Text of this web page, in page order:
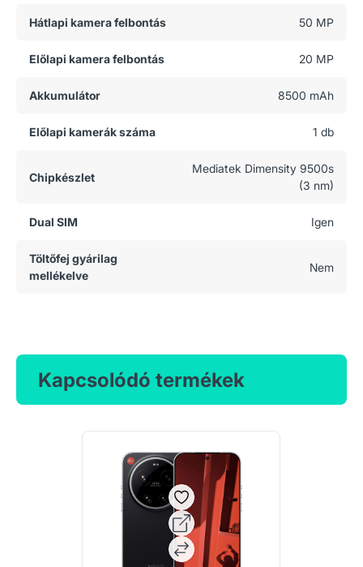
Hátlapi kamera felbontás 50 MP
Előlapi kamera felbontás 20 MP
Akkumulátor 8500 mAh
Előlapi kamerák száma 1 db
Chipkészlet
Mediatek Dimensity 9500s
(3 nm)
Dual SIM Igen
Töltőfej gyárilag
mellékelve
Nem
Kapcsolódó termékek